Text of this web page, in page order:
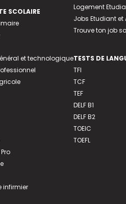
SCOLAIRE
et technologique
infirmier
Logement
Jobs Etudiant et
Trouve ton job
TESTS DE
TFI
TCF
TEF
DELF B1
DELF B2
TOEIC
TOEFL